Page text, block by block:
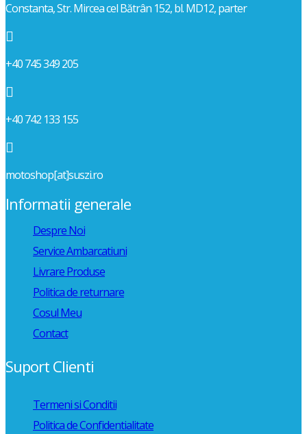
Constanta, Str. Mircea cel Bătrân 152, bl. MD12, parter

+40 745 349 205

+40 742 133 155

motoshop[at]suszi.ro
Informatii generale
Despre Noi
Service Ambarcatiuni
Livrare Produse
Politica de returnare
Cosul Meu
Contact
Suport Clienti
Termeni si Conditii
Politica de Confidentialitate